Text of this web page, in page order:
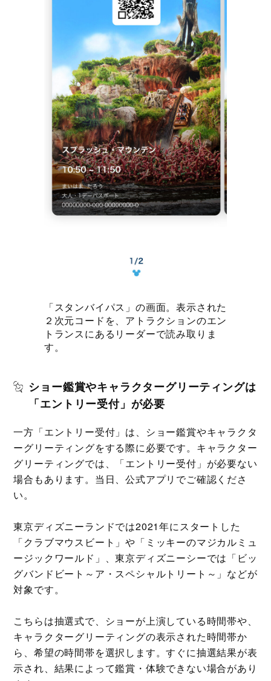
「スタンバイパス」の画面。表示された
２次元コードを、アトラクションのエン
トランスにあるリーダーで読み取りま
す。
ショー鑑賞やキャラクターグリーティングは
「エントリー受付」が必要
一方「エントリー受付」は、ショー鑑賞やキャラクタ
ーグリーティングをする際に必要です。キャラクター
グリーティングでは、「エントリー受付」が必要ない
場合もあります。当日、公式アプリでご確認くださ
い。
東京ディズニーランドでは2021年にスタートした
「クラブマウスビート」や「ミッキーのマジカルミュ
ージックワールド」、東京ディズニーシーでは「ビッ
グバンドビート～ア・スペシャルトリート～」などが
対象です。
こちらは抽選式で、ショーが上演している時間帯や、
キャラクターグリーティングの表示された時間帯か
ら、希望の時間帯を選択します。すぐに抽選結果が表
示され、結果によって鑑賞・体験できない場合があり